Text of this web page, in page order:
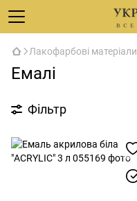
Лакофарбові матеріали
Емалі
Фільтр